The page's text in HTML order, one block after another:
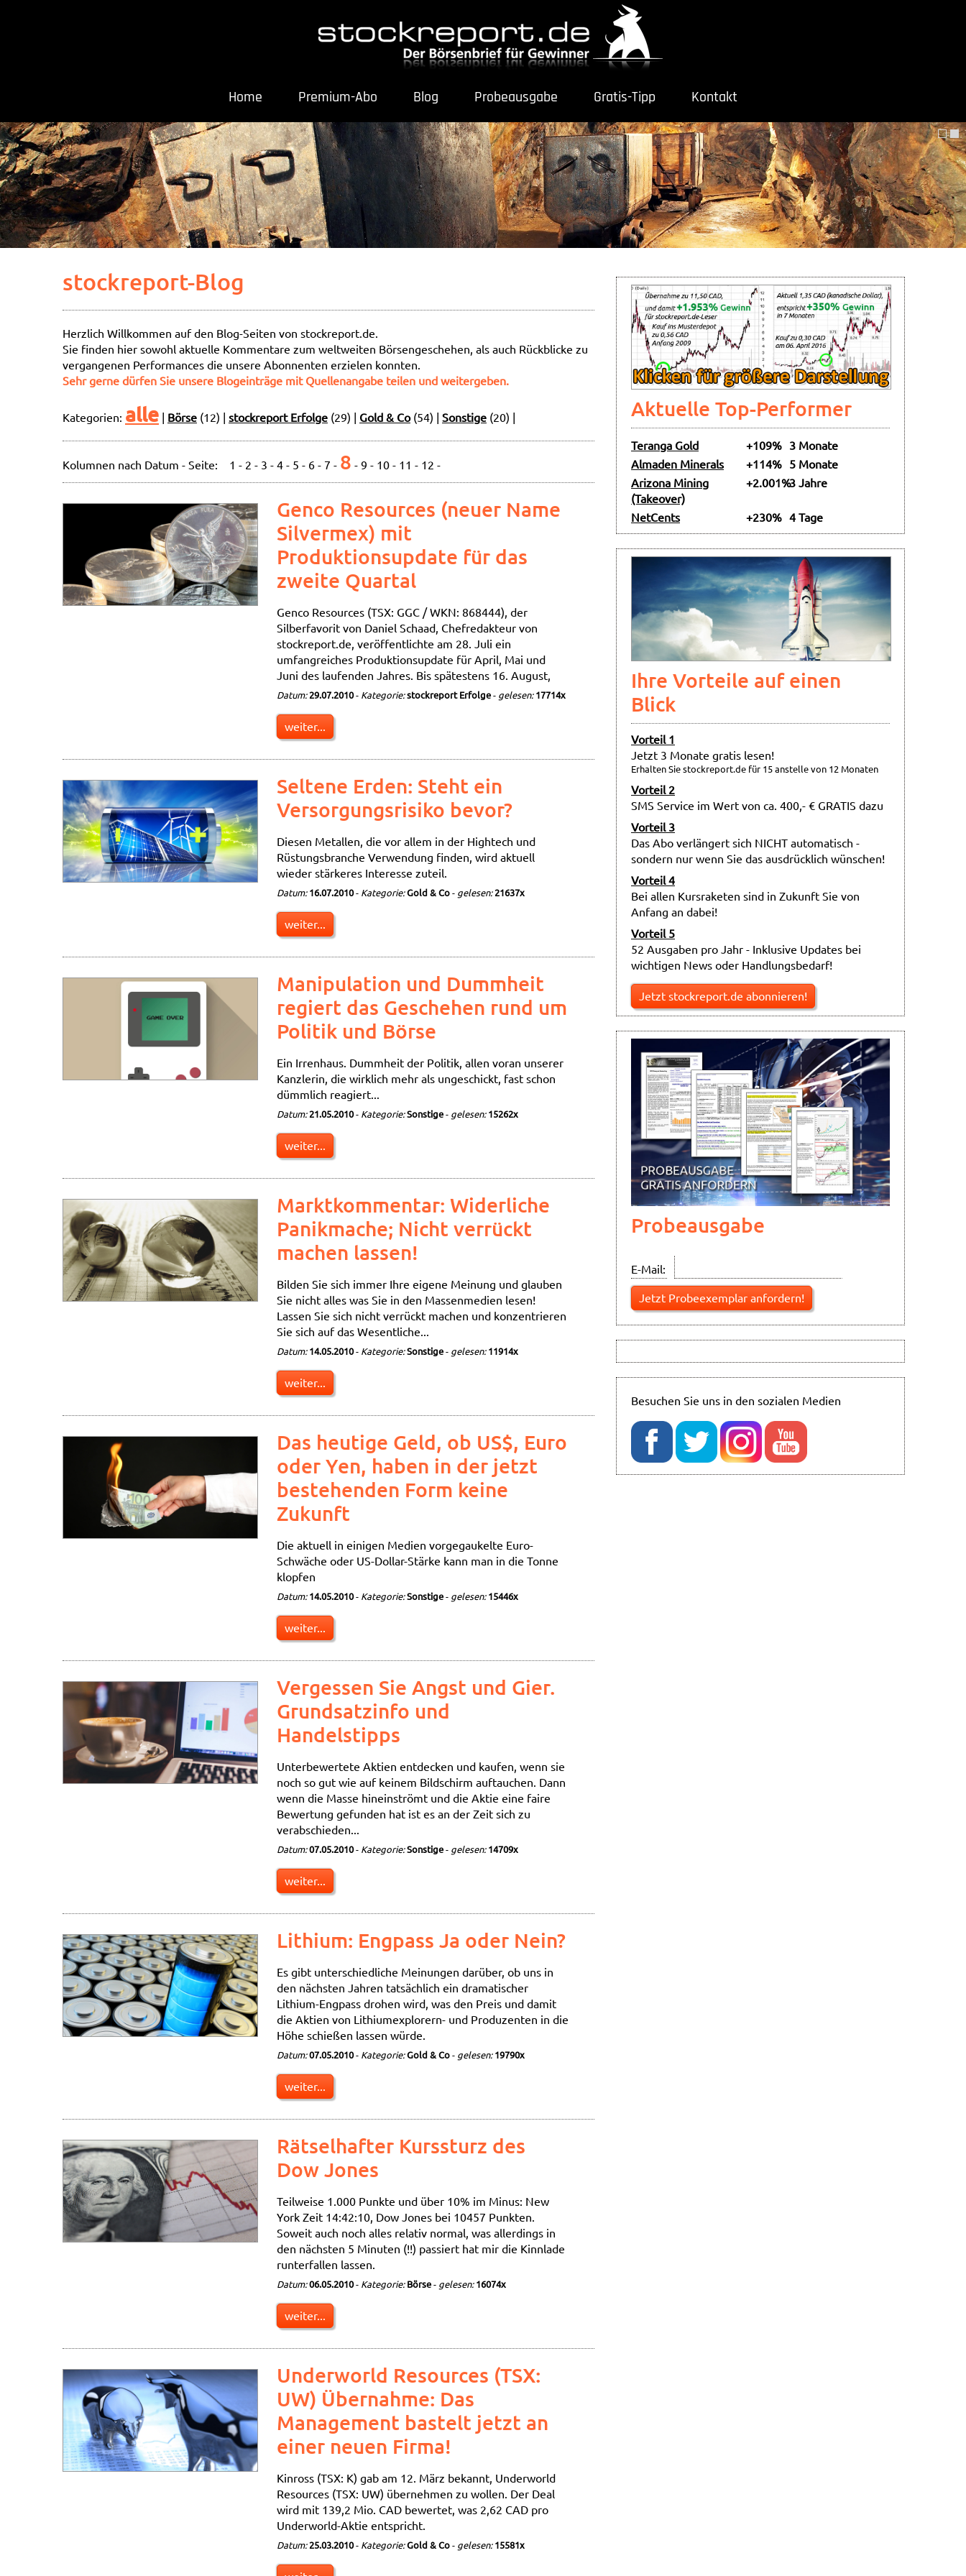
Home Premium-Abo Blog Probeausgabe Gratis-Tipp Kontakt
stockreport-Blog
Herzlich Willkommen auf den Blog-Seiten von stockreport.de.
Sie finden hier sowohl aktuelle Kommentare zum weltweiten Börsengeschehen, als auch Rückblicke zu
vergangenen Performances die unsere Abonnenten erzielen konnten.
Sehr gerne dürfen Sie unsere Blogeinträge mit Quellenangabe teilen und weitergeben.
Kategorien: alle | Börse (12) | stockreport Erfolge (29) | Gold & Co(54) | Sonstige (20) |
Kolumnen nach Datum - Seite: 1 - 2 - 3 - 4 - 5 - 6 - 7 - 8 - 9 - 10 - 11 - 12 -
Genco Resources (neuer Name
Silvermex) mit
Produktionsupdate für das
zweite Quartal
Genco Resources (TSX: GGC / WKN: 868444), der
Silberfavorit von Daniel Schaad, Chefredakteur von
stockreport.de, veröffentlichte am 28. Juli ein
umfangreiches Produktionsupdate für April, Mai und
Juni des laufenden Jahres. Bis spätestens 16. August,
Datum:29.07.2010- Kategorie:stockreport Erfolge- gelesen: 17714x
weiter...
Seltene Erden: Steht ein
Versorgungsrisiko bevor?
Diesen Metallen, die vor allem in der Hightech und
Rüstungsbranche Verwendung finden, wird aktuell
wieder stärkeres Interesse zuteil.
Datum: 16.07.2010- Kategorie:Gold & Co- gelesen:21637x
weiter...
Manipulation und Dummheit
regiert das Geschehen rund um
Politik und Börse
Ein Irrenhaus. Dummheit der Politik, allen voran unserer
Kanzlerin, die wirklich mehr als ungeschickt, fast schon
dümmlich reagiert...
Datum:21.05.2010- Kategorie:Sonstige- gelesen: 15262x
weiter...
Marktkommentar: Widerliche
Panikmache; Nicht verrückt
machen lassen!
Bilden Sie sich immer Ihre eigene Meinung und glauben
Sie nicht alles was Sie in den Massenmedien lesen!
Lassen Sie sich nicht verrückt machen und konzentrieren
Sie sich auf das Wesentliche...
Datum: 14.05.2010- Kategorie:Sonstige- gelesen: 11914x
weiter...
Das heutige Geld, ob US$, Euro
oder Yen, haben in der jetzt
bestehenden Form keine
Zukunft
Die aktuell in einigen Medien vorgegaukelte Euro-
Schwäche oder US-Dollar-Stärke kann man in die Tonne
klopfen
Datum: 14.05.2010- Kategorie:Sonstige- gelesen: 15446x
weiter...
Vergessen Sie Angst und Gier.
Grundsatzinfo und
Handelstipps
Unterbewertete Aktien entdecken und kaufen, wenn sie
noch so gut wie auf keinem Bildschirm auftauchen. Dann
wenn die Masse hineinströmt und die Aktie eine faire
Bewertung gefunden hat ist es an der Zeit sich zu
verabschieden...
Datum:07.05.2010- Kategorie:Sonstige- gelesen: 14709x
weiter...
Lithium: Engpass Ja oder Nein?
Es gibt unterschiedliche Meinungen darüber, ob uns in
den nächsten Jahren tatsächlich ein dramatischer
Lithium-Engpass drohen wird, was den Preis und damit
die Aktien von Lithiumexplorern- und Produzenten in die
Höhe schießen lassen würde.
Datum:07.05.2010- Kategorie:Gold & Co- gelesen: 19790x
weiter...
Rätselhafter Kurssturz des
Dow Jones
Teilweise 1.000 Punkte und über 10% im Minus: New
York Zeit 14:42:10, Dow Jones bei 10457 Punkten.
Soweit auch noch alles relativ normal, was allerdings in
den nächsten 5 Minuten (!!) passiert hat mir die Kinnlade
runterfallen lassen.
Datum:06.05.2010- Kategorie: Börse- gelesen: 16074x
weiter...
Underworld Resources (TSX:
UW) Übernahme: Das
Management bastelt jetzt an
einer neuen Firma!
Kinross (TSX: K) gab am 12. März bekannt, Underworld
Resources (TSX: UW) übernehmen zu wollen. Der Deal
wird mit 139,2 Mio. CAD bewertet, was 2,62 CAD pro
Underworld-Aktie entspricht.
Datum:25.03.2010- Kategorie:Gold & Co- gelesen: 15581x
Aktuelle Top-Performer
Teranga Gold +109% 3 Monate
Almaden Minerals
+114% 5 Monate
Arizona Mining
(Takeover)
+2.001%3 Jahre
NetCents +230% 4 Tage
Ihre Vorteile auf einen
Blick
Vorteil 1
Jetzt 3 Monate gratis lesen!
Erhalten Sie stockreport.de für 15 anstelle von 12 Monaten
Vorteil 2
SMS Service im Wert von ca. 400,- € GRATIS dazu
Vorteil 3
Das Abo verlängert sich NICHT automatisch -
sondern nur wenn Sie das ausdrücklich wünschen!
Vorteil 4
Bei allen Kursraketen sind in Zukunft Sie von
Anfang an dabei!
Vorteil 5
52 Ausgaben pro Jahr - Inklusive Updates bei
wichtigen News oder Handlungsbedarf!
Jetzt stockreport.de abonnieren!
Probeausgabe
E-Mail:
Besuchen Sie uns in den sozialen Medien